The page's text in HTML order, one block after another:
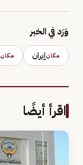
وَرَد في الخبر
مكانإيران مكان
اقرأ أيضًا